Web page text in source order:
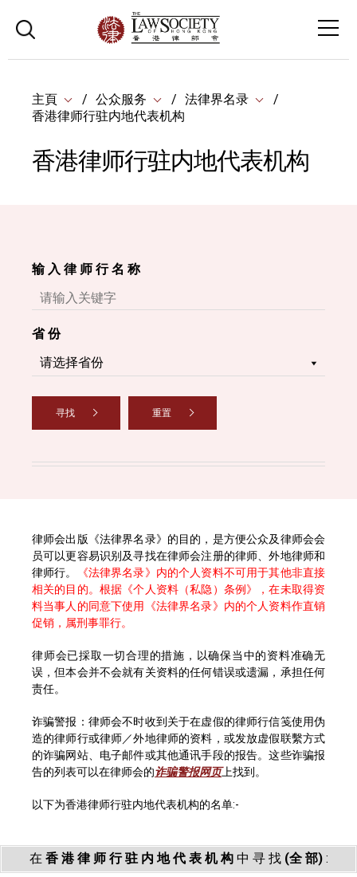
主頁 公众服务
法律界名录
香港律师行驻内地代表机构
香港律师行驻内地代表机构
输 入 律 师 行 名 称
省 份
寻找 重置
律师会出版《法律界名录》的目的，是方便公众及律师会会
员可以更容易识别及寻找在律师会注册的律师、外地律师和
律师行。
《法律界名录》内的个人资料不可用于其他非直接
相关的目的。根据《个人资料（私隐）条例》，在未取得资
料当事人的同意下使用《法律界名录》内的个人资料作直销
促销，属刑事罪行。
律师会已採取一切合理的措施，以确保当中的资料准确无
误，但本会并不会就有关资料的任何错误或遗漏，承担任何
责任。
诈骗警报：律师会不时收到关于在虚假的律师行信笺使用伪
造的律师行或律师／外地律师的资料，或发放虚假联繫方式
的诈骗网站、电子邮件或其他通讯手段的报告。这些诈骗报
告的列表可以在律师会的诈骗警报网页上找到。
以下为香港律师行驻内地代表机构的名单:-
在 香 港 律 师 行 驻 内 地 代 表 机 构中 寻 找 (全 部):